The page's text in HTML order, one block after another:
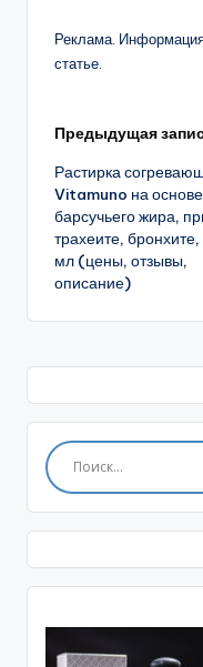
Реклама.
статье.
записи
Предыдущая
Растирка
Vitamuno на основе
барсучьего жира,
трахеите,
мл (цены, отзывы,
описание)